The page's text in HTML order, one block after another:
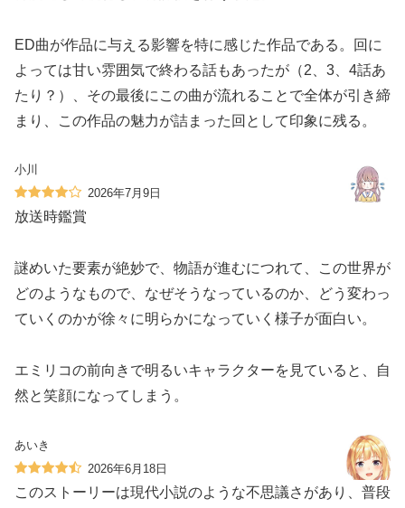
ED曲が作品に与える影響を特に感じた作品である。回に
よっては甘い雰囲気で終わる話もあったが（2、3、4話あ
たり？）、その最後にこの曲が流れることで全体が引き締
まり、この作品の魅力が詰まった回として印象に残る。
小川
2026年7月9日
放送時鑑賞
謎めいた要素が絶妙で、物語が進むにつれて、この世界が
どのようなもので、なぜそうなっているのか、どう変わっ
ていくのかが徐々に明らかになっていく様子が面白い。
エミリコの前向きで明るいキャラクターを見ていると、自
然と笑顔になってしまう。
あいき
2026年6月18日
このストーリーは現代小説のような不思議さがあり、普段